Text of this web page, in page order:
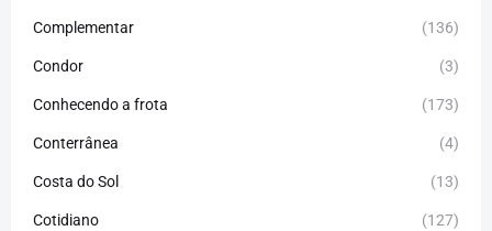
Complementar (136)
Condor (3)
Conhecendo a frota (173)
Conterrânea (4)
Costa do Sol (13)
Cotidiano (127)